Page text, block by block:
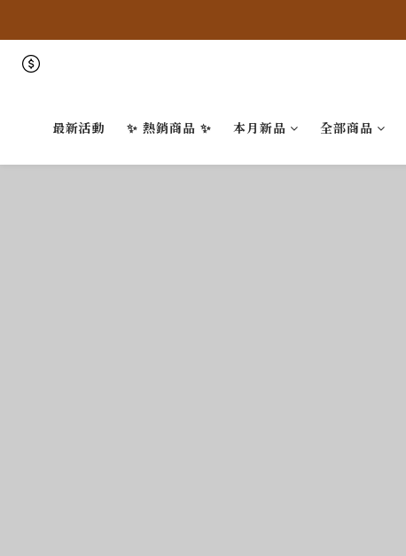
最新活動 ✨ 熱銷商品 ✨ 本月新品 全部商品